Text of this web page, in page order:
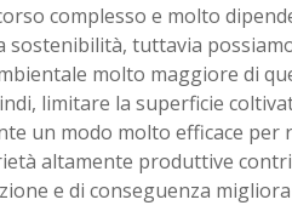
complesso e molto
sostenibilità, tuttavia
molto maggiore di
limitare la superficie
un modo molto efficace per
altamente produttive
e di conseguenza